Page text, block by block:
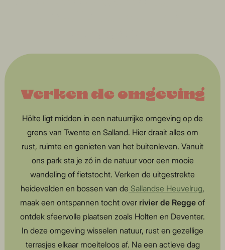
Verken de omgeving
Hölte ligt midden in een natuurrijke omgeving op de
grens van Twente en Salland. Hier draait alles om
rust, ruimte en genieten van het buitenleven. Vanuit
ons park sta je zó in de natuur voor een mooie
wandeling of fietstocht. Verken de uitgestrekte
heidevelden en bossen van de Sallandse Heuvelrug,
maak een ontspannen tocht over rivier de Regge of
ontdek sfeervolle plaatsen zoals Holten en Deventer.
In deze omgeving wisselen natuur, rust en gezellige
terrasjes elkaar moeiteloos af. Na een actieve dag